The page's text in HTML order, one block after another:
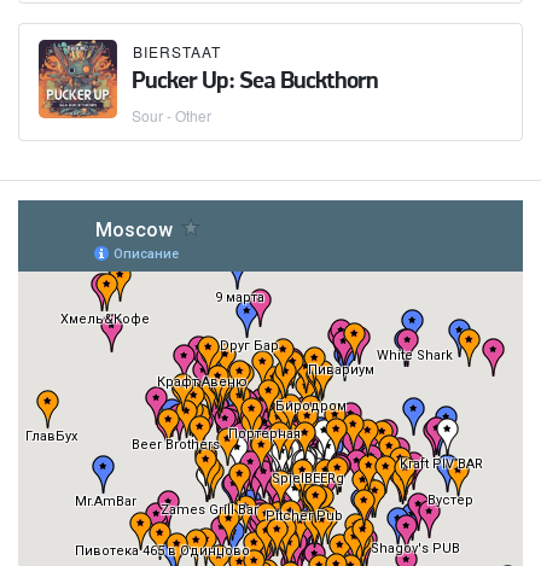
BIERSTAAT
Pucker Up: Sea Buckthorn
Sour - Other